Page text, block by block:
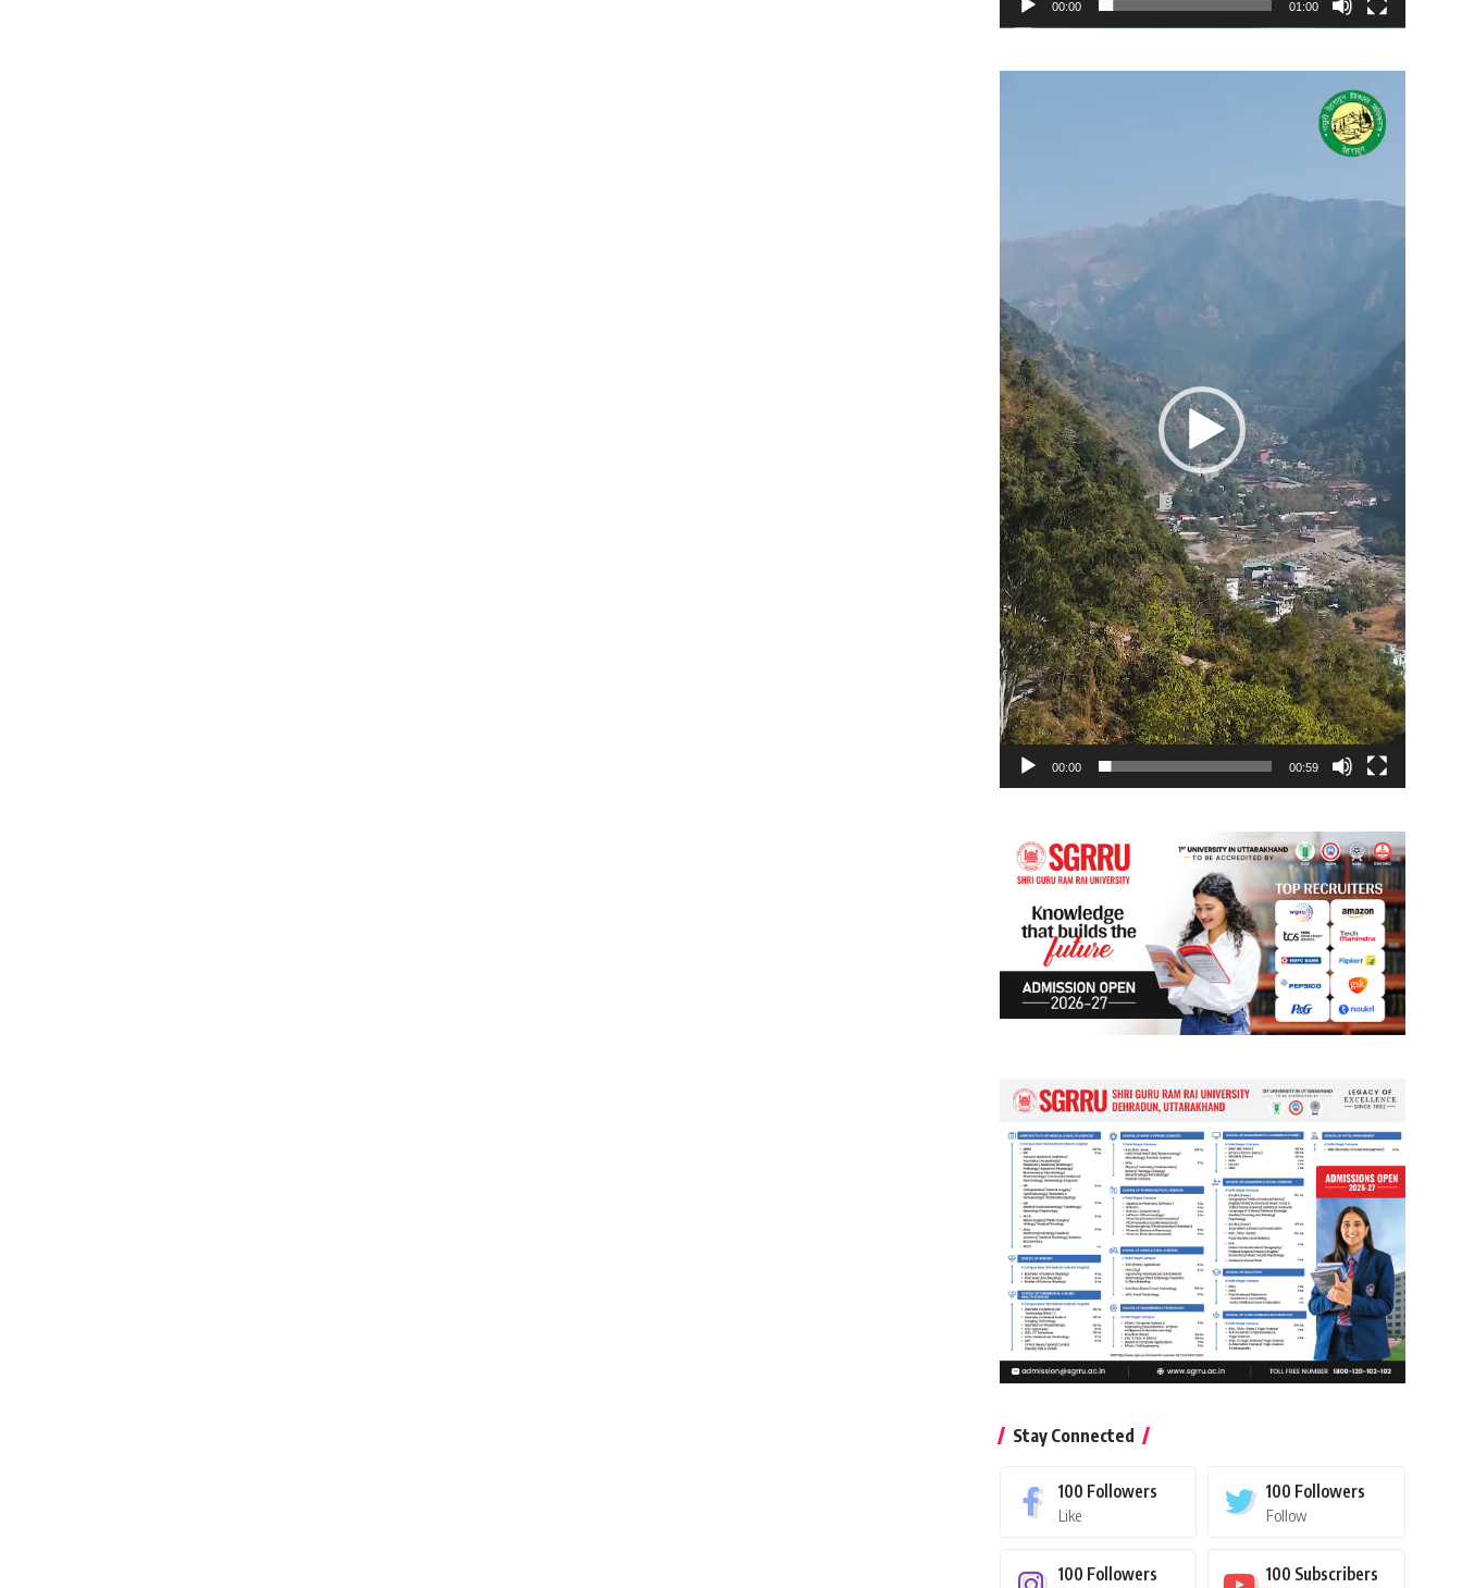
00:00 01:00
00:00 00:59
Stay Connected
100 Followers
Like
100 Followers
Follow
100 Followers 100 Subscribers